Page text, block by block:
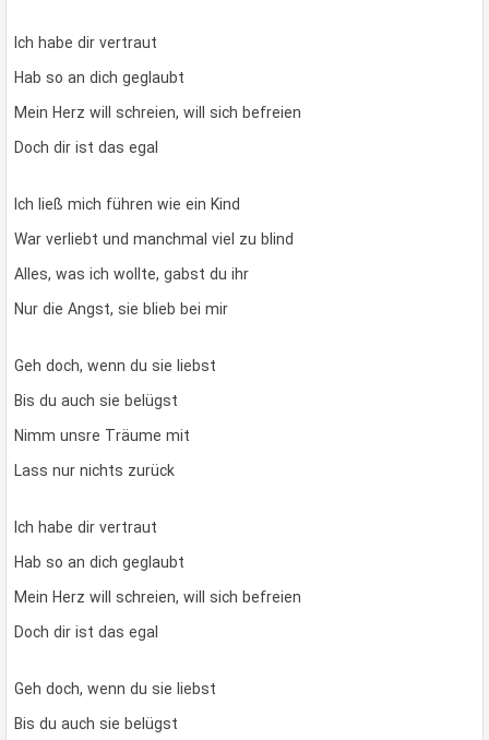
Ich habe dir vertraut
Hab so an dich geglaubt
Mein Herz will schreien, will sich befreien
Doch dir ist das egal
Ich ließ mich führen wie ein Kind
War verliebt und manchmal viel zu blind
Alles, was ich wollte, gabst du ihr
Nur die Angst, sie blieb bei mir
Geh doch, wenn du sie liebst
Bis du auch sie belügst
Nimm unsre Träume mit
Lass nur nichts zurück
Ich habe dir vertraut
Hab so an dich geglaubt
Mein Herz will schreien, will sich befreien
Doch dir ist das egal
Geh doch, wenn du sie liebst
Bis du auch sie belügst